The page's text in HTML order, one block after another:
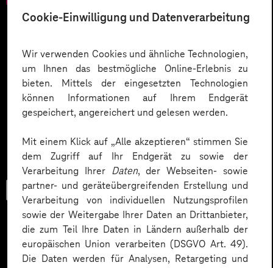
Cookie-Einwilligung und Datenverarbeitung
Wir verwenden Cookies und ähnliche Technologien,
um Ihnen das bestmögliche Online-Erlebnis zu
bieten. Mittels der eingesetzten Technologien
können Informationen auf Ihrem Endgerät
gespeichert, angereichert und gelesen werden.
Mit einem Klick auf „Alle akzeptieren“ stimmen Sie
dem Zugriff auf Ihr Endgerät zu sowie der
Verarbeitung Ihrer Daten, der Webseiten- sowie
partner- und geräteübergreifenden Erstellung und
Verarbeitung von individuellen Nutzungsprofilen
sowie der Weitergabe Ihrer Daten an Drittanbieter,
die zum Teil Ihre Daten in Ländern außerhalb der
europäischen Union verarbeiten (DSGVO Art. 49).
Die Daten werden für Analysen, Retargeting und
Checkliste
Datenschutz in KI-Projekten